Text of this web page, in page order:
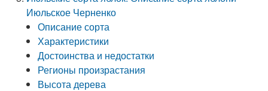
Июльское Черненко
Описание сорта
Характеристики
Достоинства и недостатки
Регионы произрастания
Высота дерева